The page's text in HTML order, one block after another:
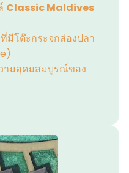
Classic Maldives
มีโต๊ะกระจกส่องปลา
ามอุดมสมบูรณ์ของ